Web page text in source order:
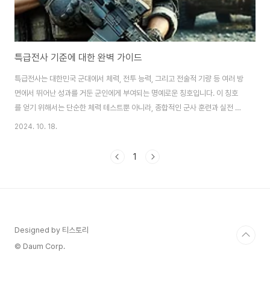
특급전사 기준에 대한 완벽 가이드
특급전사는 대한민국 군대에서 체력, 전투 능력, 그리고 전술적 기량 등 여러 방
면에서 뛰어난 성과를 거둔 군인에게 부여되는 명예로운 칭호입니다. 이 칭호
를 얻기 위해서는 단순한 체력 테스트뿐 아니라, 종합적인 군사 훈련과 실전 대
비 능력에서 우수함을 증명해야 합니다. 특급전사가 되기 위한 평가는 매우 엄
니다. 이러한 과정을 통과한 자는 대한민국 군대 내에서 높은 평가를 받으며, 자
2024. 10. 18.
1
Designed by 티스토리
© Daum Corp.